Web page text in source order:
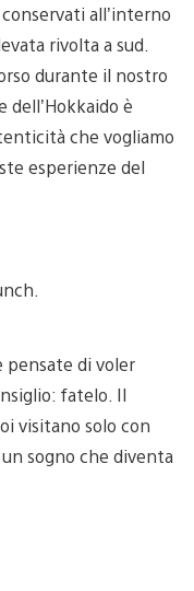
all’interno
rivolta a sud.
durante il nostro
dell’Hokkaido è
che vogliamo
esperienze del
pensate di voler
fatelo. Il
visitano solo con
sogno che diventa